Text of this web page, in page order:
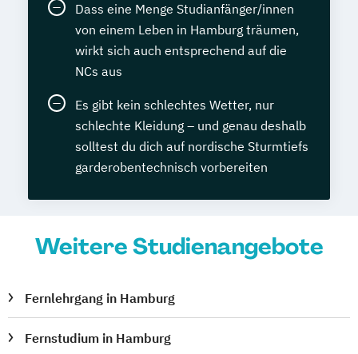
Mathematik - Mittelstufe
Mathematik - Oberstufe
Mathematik - Power-Kurs
Medieninformatiker
Medizinische Schreibkraft
Meister im Elektrotechnikerhandwerk
(HWK)
Mentaltrainer Microsoft Office
Musik aktiv - Rock & Pop
Netzwerkadministrator für MS Windows
Server
Netzwerkmanager
Dass eine Menge Studianfänger/innen
von einem Leben in Hamburg träumen,
wirkt sich auch entsprechend auf die
NCs aus
Es gibt kein schlechtes Wetter, nur
schlechte Kleidung – und genau deshalb
solltest du dich auf nordische Sturmtiefs
garderobentechnisch vorbereiten
Weitere Studienangebote
Fernlehrgang in Hamburg
Fernstudium in Hamburg